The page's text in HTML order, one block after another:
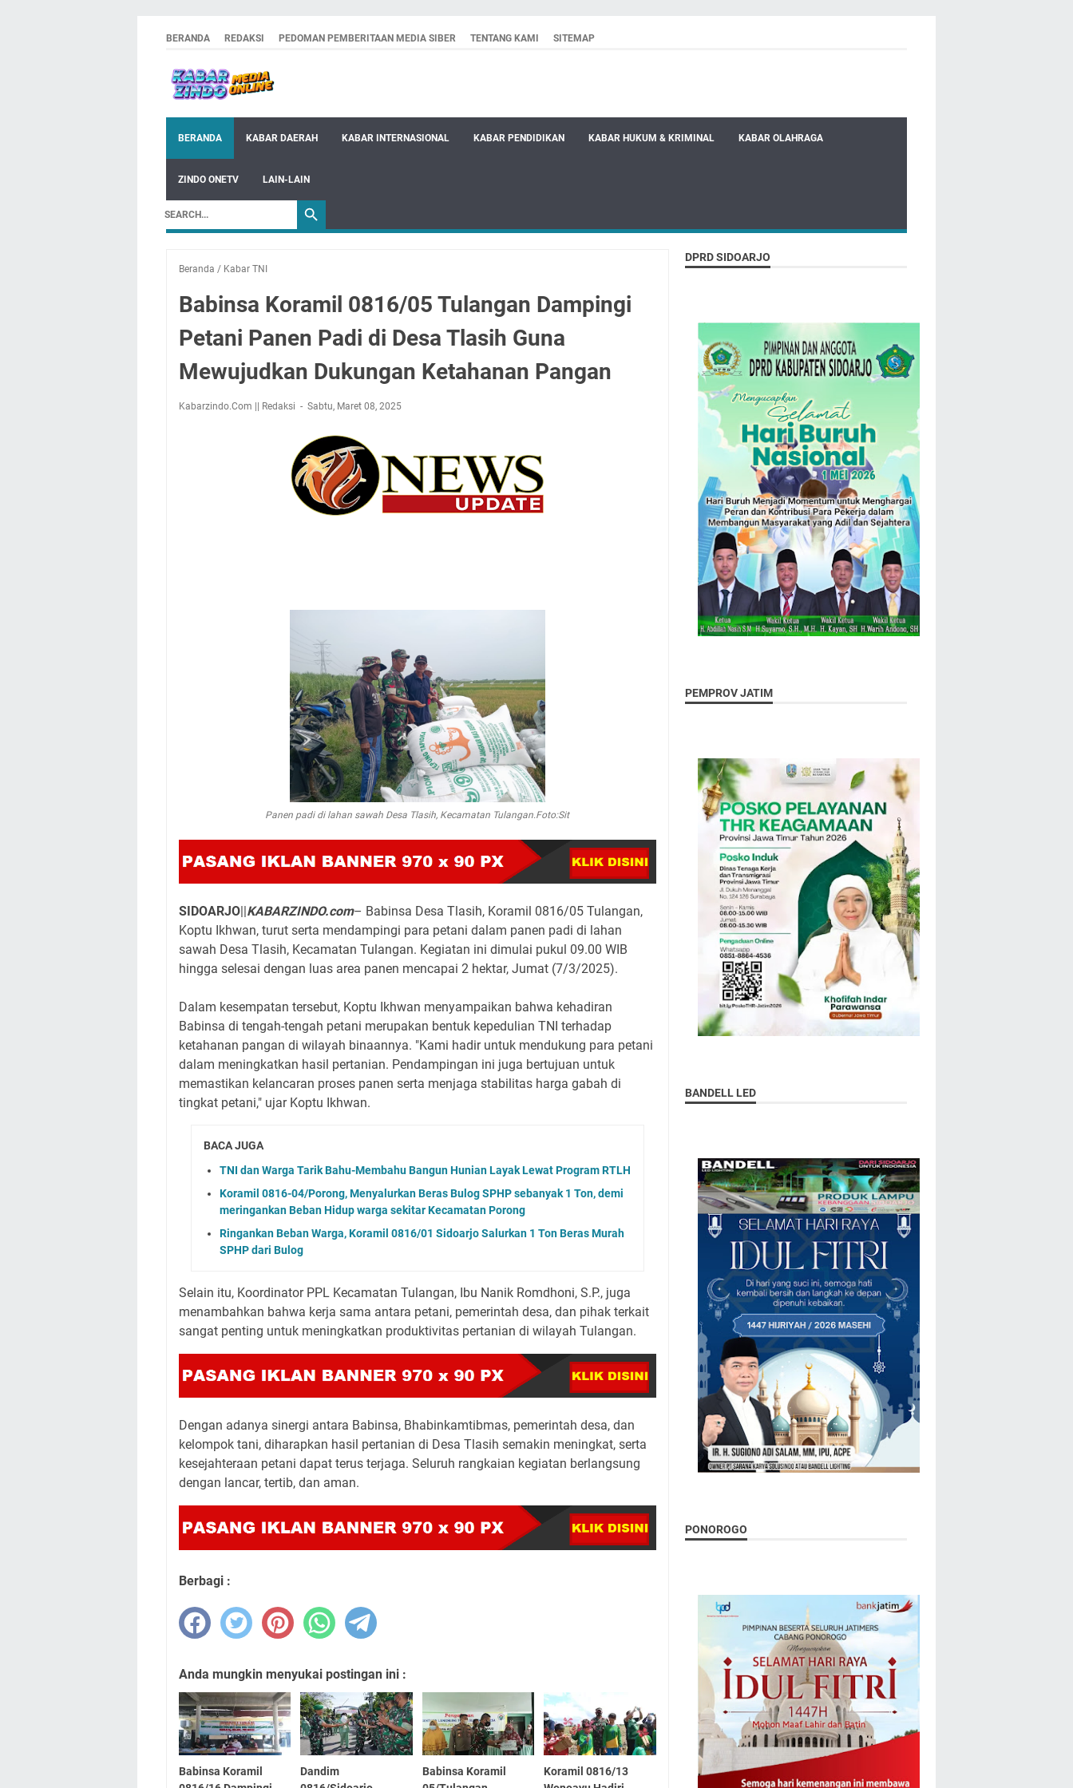
BERANDA REDAKSI PEDOMAN PEMBERITAAN MEDIA SIBER TENTANG KAMI SITEMAP
BERANDA KABAR DAERAH KABAR INTERNASIONAL KABAR PENDIDIKAN KABAR HUKUM & KRIMINAL KABAR OLAHRAGA
ZINDO ONETV LAIN-LAIN
Beranda / Kabar TNI
Babinsa Koramil 0816/05 Tulangan Dampingi
Petani Panen Padi di Desa Tlasih Guna
Mewujudkan Dukungan Ketahanan Pangan
Kabarzindo.Com || Redaksi Sabtu, Maret 08, 2025
Panen padi di lahan sawah Desa Tlasih, Kecamatan Tulangan.Foto:Sit
SIDOARJO KABARZINDO.com– Babinsa Desa Tlasih, Koramil 0816/05 Tulangan,
Koptu Ikhwan, turut serta mendampingi para petani dalam panen padi di lahan
sawah Desa Tlasih, Kecamatan Tulangan. Kegiatan ini dimulai pukul 09.00 WIB
hingga selesai dengan luas area panen mencapai 2 hektar, Jumat (7/3/2025).
Dalam kesempatan tersebut, Koptu Ikhwan menyampaikan bahwa kehadiran
Babinsa di tengah-tengah petani merupakan bentuk kepedulian TNI terhadap
ketahanan pangan di wilayah binaannya. "Kami hadir untuk mendukung para petani
dalam meningkatkan hasil pertanian. Pendampingan ini juga bertujuan untuk
memastikan kelancaran proses panen serta menjaga stabilitas harga gabah di
tingkat petani," ujar Koptu Ikhwan.
BACA JUGA
TNI dan Warga Tarik Bahu-Membahu Bangun Hunian Layak Lewat Program RTLH
Koramil 0816-04/Porong, Menyalurkan Beras Bulog SPHP sebanyak 1 Ton, demi
meringankan Beban Hidup warga sekitar Kecamatan Porong
Ringankan Beban Warga, Koramil 0816/01 Sidoarjo Salurkan 1 Ton Beras Murah
SPHP dari Bulog
Selain itu, Koordinator PPL Kecamatan Tulangan, Ibu Nanik Romdhoni, S.P., juga
menambahkan bahwa kerja sama antara petani, pemerintah desa, dan pihak terkait
sangat penting untuk meningkatkan produktivitas pertanian di wilayah Tulangan.
Dengan adanya sinergi antara Babinsa, Bhabinkamtibmas, pemerintah desa, dan
kelompok tani, diharapkan hasil pertanian di Desa Tlasih semakin meningkat, serta
kesejahteraan petani dapat terus terjaga. Seluruh rangkaian kegiatan berlangsung
dengan lancar, tertib, dan aman.
Berbagi :
Anda mungkin menyukai postingan ini :
Babinsa Koramil
Dandim
Babinsa Koramil
Koramil 0816/13
DPRD SIDOARJO
PEMPROV JATIM
BANDELL LED
PONOROGO